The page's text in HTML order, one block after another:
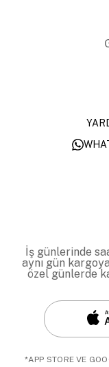
İş günlerinde
aynı gün
özel günlerde
*APP STORE VE